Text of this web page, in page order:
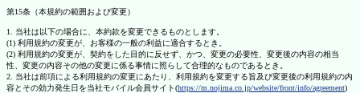
第15条（本規約の範囲および変更）
1. 当社は以下の場合に、本約款を変更できるものとします。
(1) 利用規約の変更が、お客様の一般の利益に適合するとき。
(2) 利用規約の変更が、契約をした目的に反せず、かつ、変更の必要性、変更後の内容の相当
性、変更の内容その他の変更に係る事情に照らして合理的なものであるとき。
2. 当社は前項による利用規約の変更にあたり、利用規約を変更する旨及び変更後の利用規約の内
容とその効力発生日を当社モバイル会員サイト(https://m.nojima.co.jp/website/front/info/agreement)